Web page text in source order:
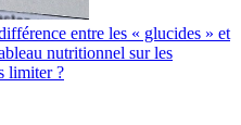
entre les « glucides » et
nutritionnel sur les
limiter ?